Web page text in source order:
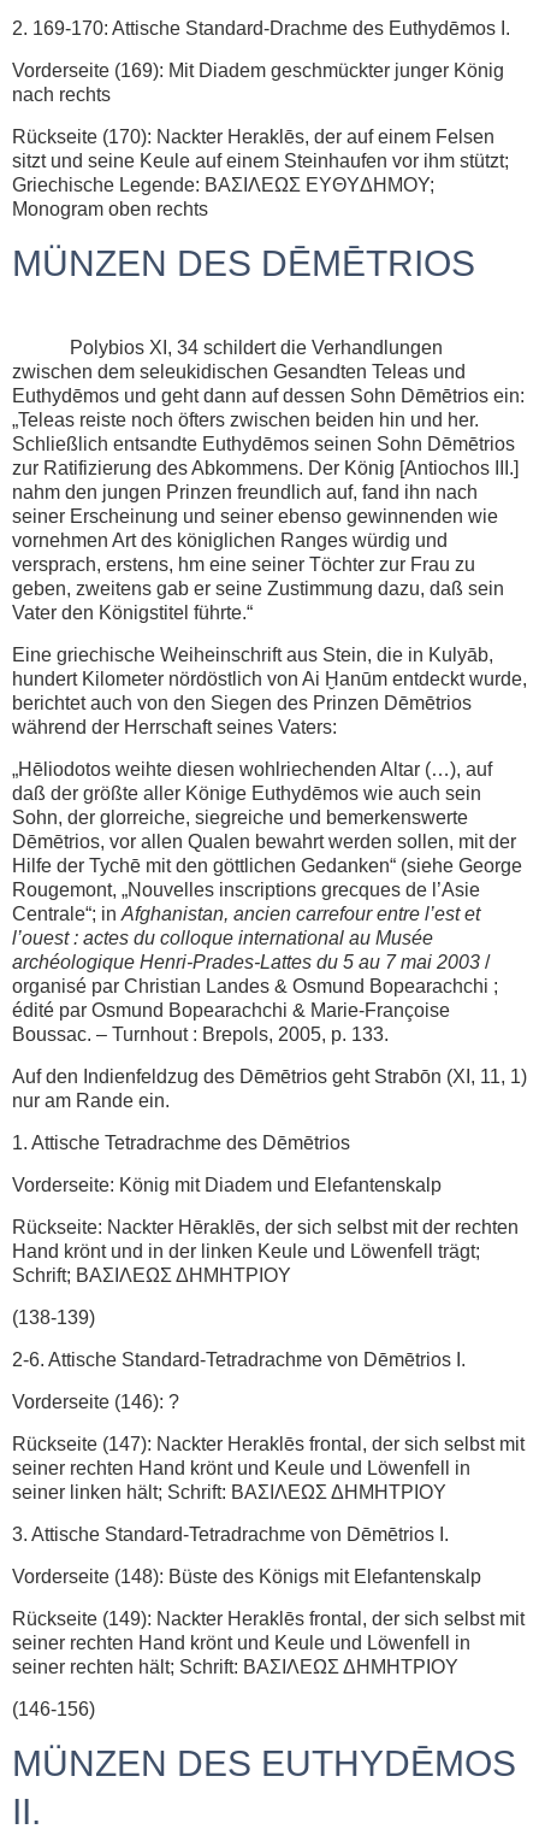
2. 169-170: Attische Standard-Drachme des Euthydēmos I.
Vorderseite (169): Mit Diadem geschmückter junger König
nach rechts
Rückseite (170): Nackter Heraklēs, der auf einem Felsen
sitzt und seine Keule auf einem Steinhaufen vor ihm stützt;
Griechische Legende: BAΣIΛEΩΣ EYΘYΔHMOY;
Monogram oben rechts
MÜNZEN DES DĒMĒTRIOS
Polybios XI, 34 schildert die Verhandlungen
zwischen dem seleukidischen Gesandten Teleas und
Euthydēmos und geht dann auf dessen Sohn Dēmētrios ein:
„Teleas reiste noch öfters zwischen beiden hin und her.
Schließlich entsandte Euthydēmos seinen Sohn Dēmētrios
zur Ratifizierung des Abkommens. Der König [Antiochos III.]
nahm den jungen Prinzen freundlich auf, fand ihn nach
seiner Erscheinung und seiner ebenso gewinnenden wie
vornehmen Art des königlichen Ranges würdig und
versprach, erstens, hm eine seiner Töchter zur Frau zu
geben, zweitens gab er seine Zustimmung dazu, daß sein
Vater den Königstitel führte.“
Eine griechische Weiheinschrift aus Stein, die in Kulyāb,
hundert Kilometer nördöstlich von Ai Ḫanūm entdeckt wurde,
berichtet auch von den Siegen des Prinzen Dēmētrios
während der Herrschaft seines Vaters:
„Hēliodotos weihte diesen wohlriechenden Altar (…), auf
daß der größte aller Könige Euthydēmos wie auch sein
Sohn, der glorreiche, siegreiche und bemerkenswerte
Dēmētrios, vor allen Qualen bewahrt werden sollen, mit der
Hilfe der Tychē mit den göttlichen Gedanken“ (siehe George
Rougemont, „Nouvelles inscriptions grecques de l’Asie
Centrale“; in Afghanistan, ancien carrefour entre l’est et
l’ouest : actes du colloque international au Musée
archéologique Henri-Prades-Lattes du 5 au 7 mai 2003 /
organisé par Christian Landes & Osmund Bopearachchi ;
édité par Osmund Bopearachchi & Marie-Françoise
Boussac. – Turnhout : Brepols, 2005, p. 133.
Auf den Indienfeldzug des Dēmētrios geht Strabōn (XI, 11, 1)
nur am Rande ein.
1. Attische Tetradrachme des Dēmētrios
Vorderseite: König mit Diadem und Elefantenskalp
Rückseite: Nackter Hēraklēs, der sich selbst mit der rechten
Hand krönt und in der linken Keule und Löwenfell trägt;
Schrift; ΒΑΣΙΛΕΩΣ ΔHMHTPIOY
(138-139)
2-6. Attische Standard-Tetradrachme von Dēmētrios I.
Vorderseite (146): ?
Rückseite (147): Nackter Heraklēs frontal, der sich selbst mit
seiner rechten Hand krönt und Keule und Löwenfell in
seiner linken hält; Schrift: ΒΑΣΙΛΕΩΣ ΔHMHTPIOY
3. Attische Standard-Tetradrachme von Dēmētrios I.
Vorderseite (148): Büste des Königs mit Elefantenskalp
Rückseite (149): Nackter Heraklēs frontal, der sich selbst mit
seiner rechten Hand krönt und Keule und Löwenfell in
seiner rechten hält; Schrift: ΒΑΣΙΛΕΩΣ ΔHMHTPIOY
(146-156)
MÜNZEN DES EUTHYDĒMOS
II.